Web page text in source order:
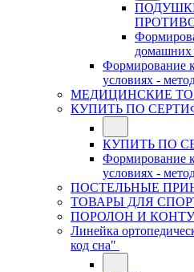
домашних
Формирование
условиях -
МЕДИЦИНСКИЕ
КУПИТЬ ПО
КУПИТЬ ПО
Формирование
условиях -
ПОСТЕЛЬНЫЕ
ТОВАРЫ ДЛЯ
ПОРОЛОН И
Линейка
код сна"